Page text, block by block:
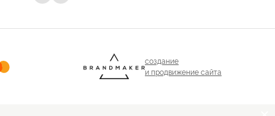
создание
и продвижение сайта